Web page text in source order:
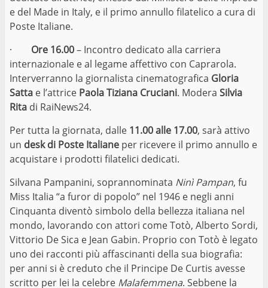
e del Made in Italy, e il primo annullo filatelico a cura di
Poste Italiane.
· Ore 16.00– Incontro dedicato alla carriera
internazionale e al legame affettivo con Caprarola.
Interverranno la giornalista cinematografica Gloria
Satta e l’attrice Paola Tiziana Cruciani. Modera Silvia
Rita di RaiNews24.
Per tutta la giornata, dalle 11.00 alle 17.00, sarà attivo
un desk di Poste Italiane per ricevere il primo annullo e
acquistare i prodotti filatelici dedicati.
Silvana Pampanini, soprannominata Ninì Pampan, fu
Miss Italia “a furor di popolo” nel 1946 e negli anni
Cinquanta diventò simbolo della bellezza italiana nel
mondo, lavorando con attori come Totò, Alberto Sordi,
Vittorio De Sica e Jean Gabin. Proprio con Totò è legato
uno dei racconti più affascinanti della sua biografia:
per anni si è creduto che il Principe De Curtis avesse
scritto per lei la celebre Malafemmena. Sebbene la